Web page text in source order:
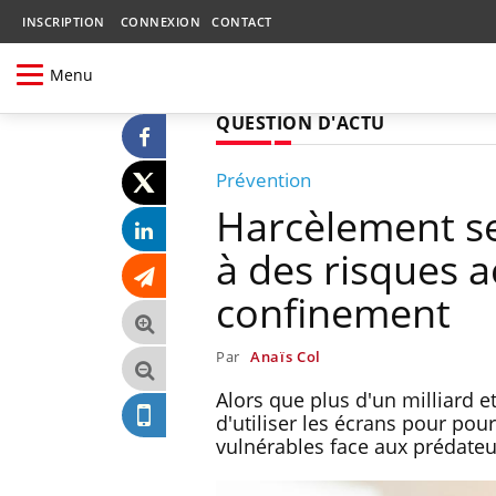
INSCRIPTION CONNEXION CONTACT
Menu
QUESTION D'ACTU
Prévention
Harcèlement
à des risques
confinement
Par Anaïs Col
Alors que plus d'un milliard
d'utiliser les écrans pour
vulnérables face aux